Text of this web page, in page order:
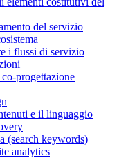
del servizio
i flussi di servizio
progettazione
e il linguaggio
(search keywords)
analytics